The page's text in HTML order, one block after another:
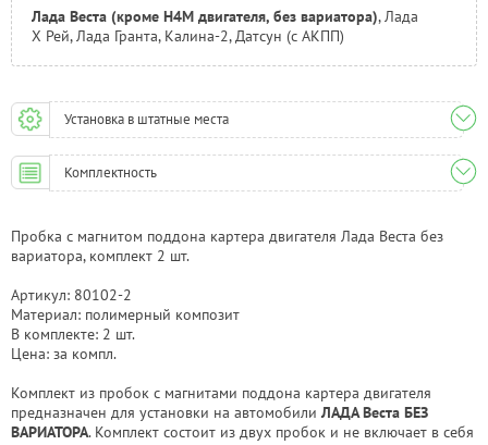
Лада Веста (кроме H4M двигателя, без вариатора), Лада
Х Рей, Лада Гранта, Калина-2, Датсун (с АКПП)
Установка в штатные места
Комплектность
Пробка с магнитом поддона картера двигателя Лада Веста без
вариатора, комплект 2 шт.
Артикул: 80102-2
Материал: полимерный композит
В комплекте: 2 шт.
Цена: за компл.
Комплект из пробок с магнитами поддона картера двигателя
предназначен для установки на автомобили ЛАДАВеста БЕЗ
ВАРИАТОРА. Комплект состоит из двух пробок и не включает в себя